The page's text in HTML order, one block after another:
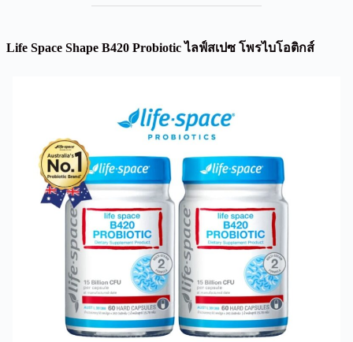
Life Space Shape B420 Probiotic ไลฟ์สเปซ โพรไบโอติกส์